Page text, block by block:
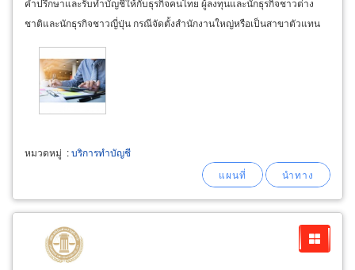
ชาติและนักธุรกิจชาวญี่ปุ่น กรณีจัดตั้งสำนักงานใหญ่หรือเป็นสาขาตัวแทน
หมวดหมู่ :บริการทำบัญชี